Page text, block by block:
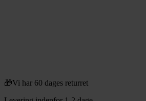
🎁Vi har 60 dages returret